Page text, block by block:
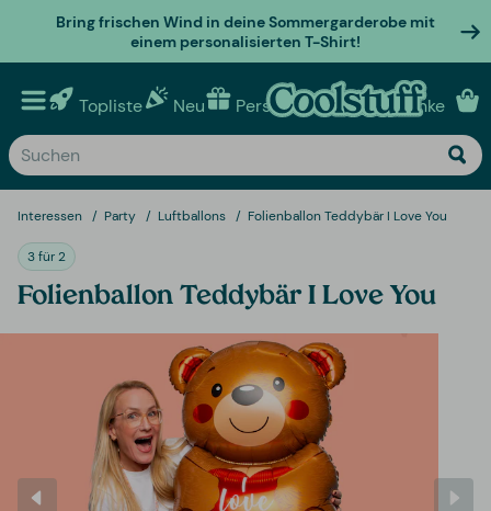
Bring frischen Wind in deine Sommergarderobe mit
einem personalisierten T-Shirt!
Topliste Neu Personalisierte geschenke
Interessen Party Luftballons Folienballon Teddybär I Love You
3 für 2
Folienballon Teddybär I Love You